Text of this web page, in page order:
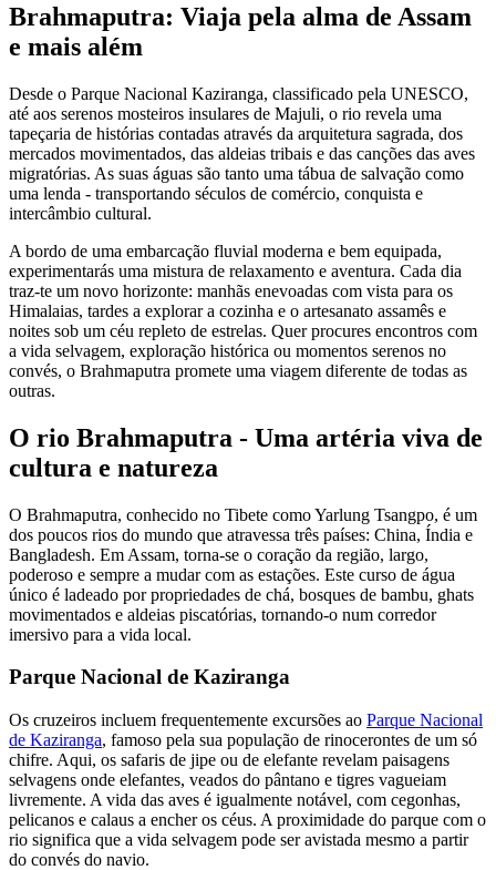
Brahmaputra: Viaja pela alma de Assam
e mais além
Desde o Parque Nacional Kaziranga, classificado pela UNESCO,
até aos serenos mosteiros insulares de Majuli, o rio revela uma
tapeçaria de histórias contadas através da arquitetura sagrada, dos
mercados movimentados, das aldeias tribais e das canções das aves
migratórias. As suas águas são tanto uma tábua de salvação como
uma lenda - transportando séculos de comércio, conquista e
intercâmbio cultural.
A bordo de uma embarcação fluvial moderna e bem equipada,
experimentarás uma mistura de relaxamento e aventura. Cada dia
traz-te um novo horizonte: manhãs enevoadas com vista para os
Himalaias, tardes a explorar a cozinha e o artesanato assamês e
noites sob um céu repleto de estrelas. Quer procures encontros com
a vida selvagem, exploração histórica ou momentos serenos no
convés, o Brahmaputra promete uma viagem diferente de todas as
outras.
O rio Brahmaputra - Uma artéria viva de
cultura e natureza
O Brahmaputra, conhecido no Tibete como Yarlung Tsangpo, é um
dos poucos rios do mundo que atravessa três países: China, Índia e
Bangladesh. Em Assam, torna-se o coração da região, largo,
poderoso e sempre a mudar com as estações. Este curso de água
único é ladeado por propriedades de chá, bosques de bambu, ghats
movimentados e aldeias piscatórias, tornando-o num corredor
imersivo para a vida local.
Parque Nacional de Kaziranga
Os cruzeiros incluem frequentemente excursões ao Parque Nacional
de Kaziranga, famoso pela sua população de rinocerontes de um só
chifre. Aqui, os safaris de jipe ou de elefante revelam paisagens
selvagens onde elefantes, veados do pântano e tigres vagueiam
livremente. A vida das aves é igualmente notável, com cegonhas,
pelicanos e calaus a encher os céus. A proximidade do parque com o
rio significa que a vida selvagem pode ser avistada mesmo a partir
do convés do navio.